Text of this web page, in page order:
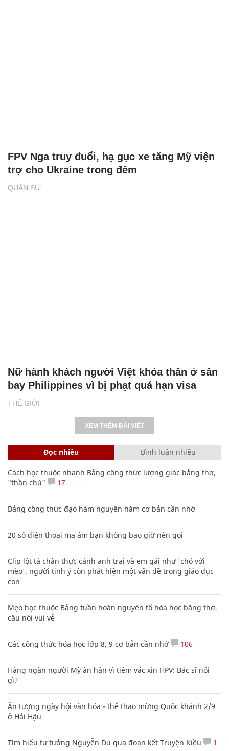
QUÂN SỰ
FPV Nga truy đuổi, hạ gục xe tăng Mỹ viện
trợ cho Ukraine trong đêm
THẾ GIỚI
Nữ hành khách người Việt khỏa thân ở sân
bay Philippines vì bị phạt quá hạn visa
XEM THÊM BÀI VIẾT
Đọc nhiều Bình luận nhiều
Cách học thuộc nhanh Bảng công thức lượng giác bằng thơ,
"thần chú"
17
Bảng công thức đạo hàm nguyên hàm cơ bản cần nhớ
20 số điện thoại ma ám bạn không bao giờ nên gọi
Clip lột tả chân thực cảnh anh trai và em gái như 'chó với
mèo', người tinh ý còn phát hiện một vấn đề trong giáo dục
con
Mẹo học thuộc Bảng tuần hoàn nguyên tố hóa học bằng thơ,
câu nói vui vẻ
Các công thức hóa học lớp 8, 9 cơ bản cần nhớ 106
Hàng ngàn người Mỹ ân hận vì tiêm vắc xin HPV: Bác sĩ nói
gì?
Ấn tượng ngày hội văn hóa - thể thao mừng Quốc khánh 2/9
ở Hải Hậu
Tìm hiểu tư tưởng Nguyễn Du qua đoạn kết Truyện Kiều 1